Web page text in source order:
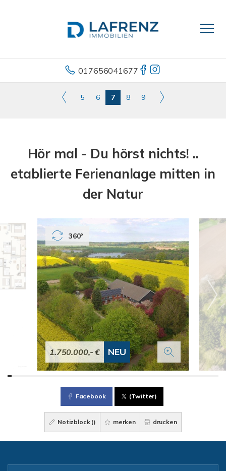
017656041677
5 6 7 8 9
Hör mal - Du hörst nichts! ..
etablierte Ferienanlage mitten in
der Natur
1.750.000,- € NEU
360°
Facebook (Twitter)
Notizblock () merken drucken